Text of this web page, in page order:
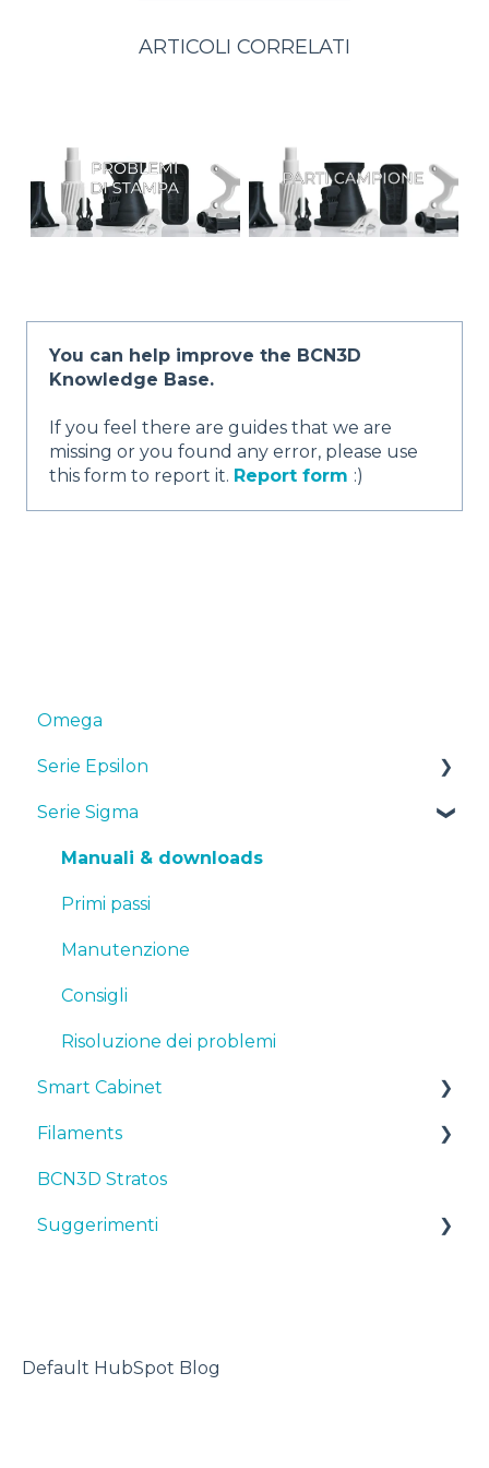
ARTICOLI CORRELATI
You can help improve the BCN3D
Knowledge Base.
If you feel there are guides that we are
missing or you found any error, please use
this form to report it. Report form :)
Omega
Serie Epsilon
Manuali & Downloads
Primi passi
Manutenzione
Consigli
Risoluzione dei problemi
Serie Sigma
Manuali & downloads
Primi passi
Manutenzione
Consigli
Risoluzione dei problemi
Smart Cabinet
Manuals & Downloads
First steps
Maintenance
Filaments
Suggerimenti
TPU
BCN3D Stratos
Suggerimenti
Default HubSpot Blog